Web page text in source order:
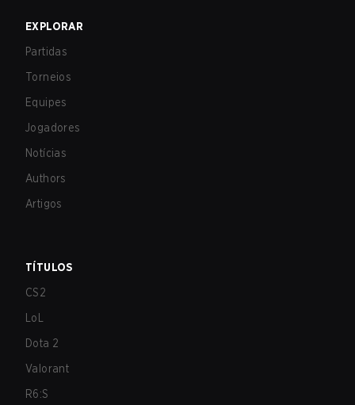
EXPLORAR
Partidas
Torneios
Equipes
Jogadores
Notícias
Authors
Artigos
TÍTULOS
CS2
LoL
Dota 2
Valorant
R6:S